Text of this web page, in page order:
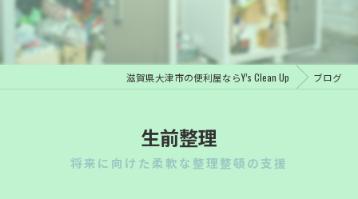
滋賀県大津市の便利屋ならY’s Clean Up ブログ
生前整理
将来に向けた柔軟な整理整頓の支援